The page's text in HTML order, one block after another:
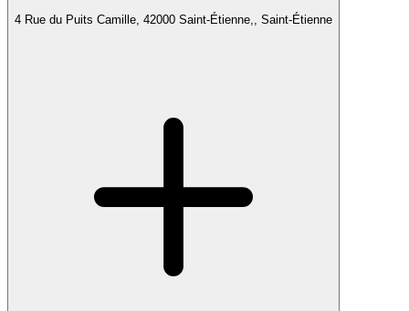
4 Rue du Puits Camille, 42000 Saint-Étienne,, Saint-Étienne